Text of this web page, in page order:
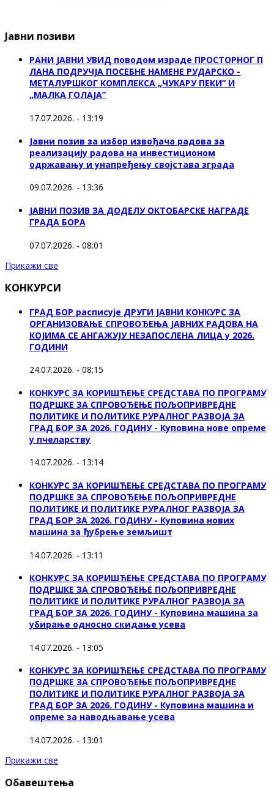
Јавни позиви
РАНИ ЈАВНИ УВИД поводом израде ПРОСТОРНОГ П
ЛАНА ПОДРУЧЈА ПОСЕБНЕ НАМЕНЕ РУДАРСКО -
МЕТАЛУРШКОГ КОМПЛЕКСА „ЧУКАРУ ПЕКИ” И
„МАЛКА ГОЛАЈА”
17.07.2026. - 13:19
Јавни позив за избор извођача радова за
реализацију радова на инвестиционом
одржавању и унапређењу својстава зграда
09.07.2026. - 13:36
ЈАВНИ ПОЗИВ ЗА ДОДЕЛУ ОКТOБАРСКЕ НАГРАДЕ
ГРАДА БОРА
07.07.2026. - 08:01
Прикажи све
КОНКУРСИ
ГРАД БОР расписује ДРУГИ ЈАВНИ КОНКУРС ЗА
ОРГАНИЗОВАЊЕ СПРОВОЂЕЊА ЈАВНИХ РАДОВА НА
КОЈИМА СЕ АНГАЖУЈУ НЕЗАПОСЛЕНА ЛИЦА у 2026.
ГОДИНИ
24.07.2026. - 08:15
КОНКУРС ЗА КОРИШЋЕЊЕ СРЕДСТАВА ПО ПРОГРАМУ
ПОДРШКЕ ЗА СПРОВОЂЕЊЕ ПОЉОПРИВРЕДНЕ
ПОЛИТИКЕ И ПОЛИТИКЕ РУРАЛНОГ РАЗВОЈА ЗА
ГРАД БОР ЗА 2026. ГОДИНУ - Куповина нове опреме
у пчеларству
14.07.2026. - 13:14
КОНКУРС ЗА КОРИШЋЕЊЕ СРЕДСТАВА ПО ПРОГРАМУ
ПОДРШКЕ ЗА СПРОВОЂЕЊЕ ПОЉОПРИВРЕДНЕ
ПОЛИТИКЕ И ПОЛИТИКЕ РУРАЛНОГ РАЗВОЈА ЗА
ГРАД БОР ЗА 2026. ГОДИНУ - Куповина нових
машина за ђубрење земљишт
14.07.2026. - 13:11
КОНКУРС ЗА КОРИШЋЕЊЕ СРЕДСТАВА ПО ПРОГРАМУ
ПОДРШКЕ ЗА СПРОВОЂЕЊЕ ПОЉОПРИВРЕДНЕ
ПОЛИТИКЕ И ПОЛИТИКЕ РУРАЛНОГ РАЗВОЈА ЗА
ГРАД БОР ЗА 2026. ГОДИНУ - Куповинa машина за
убирање односно скидање усева
14.07.2026. - 13:05
КОНКУРС ЗА КОРИШЋЕЊЕ СРЕДСТАВА ПО ПРОГРАМУ
ПОДРШКЕ ЗА СПРОВОЂЕЊЕ ПОЉОПРИВРЕДНЕ
ПОЛИТИКЕ И ПОЛИТИКЕ РУРАЛНОГ РАЗВОЈА ЗА
ГРАД БОР ЗА 2026. ГОДИНУ - Куповина машина и
опреме за наводњавање усева
14.07.2026. - 13:01
Прикажи све
Обавештења